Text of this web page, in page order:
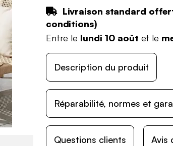
Livraison standard
conditions)
Entre le lundi 10 août et le
Description du produit
Réparabilité, normes et
Questions clients Avis